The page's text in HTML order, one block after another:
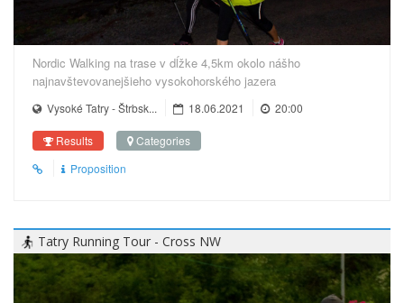
Nordic Walking na trase v dĺžke 4,5km okolo nášho
najnavštevovanejšieho vysokohorského jazera
Vysoké Tatry - Štrbsk... 18.06.2021 20:00
Results
Categories
Proposition
Tatry Running Tour - Cross NW